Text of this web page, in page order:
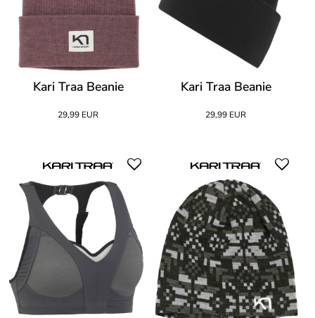
Kari Traa Beanie
29,99 EUR
Kari Traa Beanie
29,99 EUR